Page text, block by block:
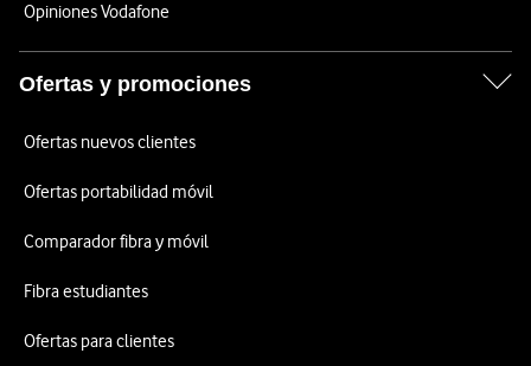
Opiniones Vodafone
Ofertas y promociones
Ofertas nuevos clientes
Ofertas portabilidad móvil
Comparador fibra y móvil
Fibra estudiantes
Ofertas para clientes